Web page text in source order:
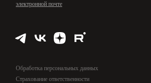
электронной почте
Обработка персональных данных
Страхование ответственности